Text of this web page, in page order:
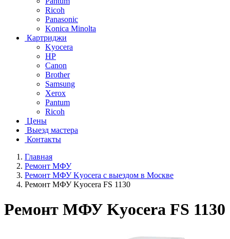
Ricoh
Panasonic
Konica Minolta
Картриджи
Kyocera
HP
Canon
Brother
Samsung
Xerox
Pantum
Ricoh
Цены
Выезд мастера
Контакты
Главная
Ремонт МФУ
Ремонт МФУ Kyocera с выездом в Москве
Ремонт МФУ Kyocera FS 1130
Ремонт МФУ Kyocera FS 1130